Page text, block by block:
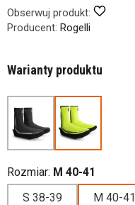
Obserwuj produkt:
Producent: Rogelli
Warianty produktu
Rozmiar: M 40-41
S 38-39
M 40-41